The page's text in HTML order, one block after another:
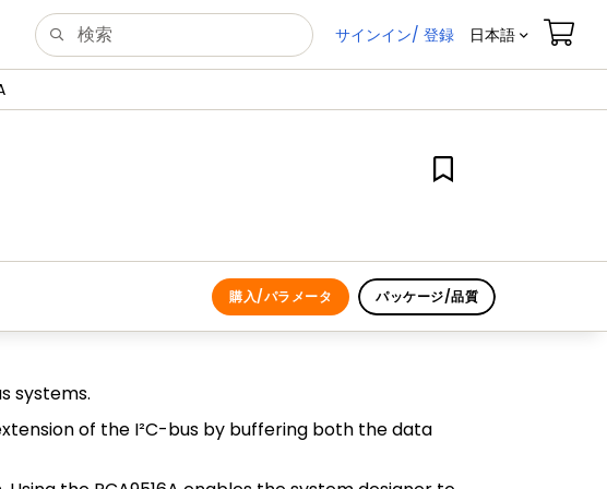
サインイン/ 登録 日本語
購入/パラメータ パッケージ/品質
systems.
of the I²C-bus by buffering both the data